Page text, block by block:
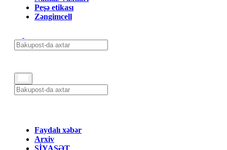
Peşə etikası
Zəngimcell
Faydalı xəbər
Arxiv
SİYASƏT